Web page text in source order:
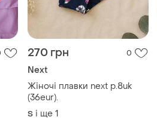
270 грн 0
Next
Жіночі плавки next р.8uk
(36eur).
S і ще 1